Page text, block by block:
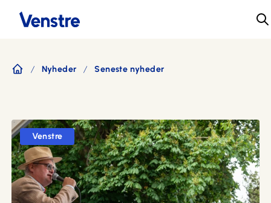
Nyheder Seneste nyheder
Venstre